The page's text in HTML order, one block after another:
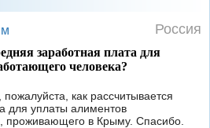
Россия
заработная плата для
человека?
как рассчитывается
для уплаты алиментов
проживающего в Крыму. Спасибо.